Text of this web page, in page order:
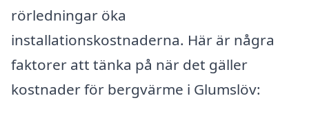
rörledningar öka
installationskostnaderna. Här är några
faktorer att tänka på när det gäller
kostnader för bergvärme i Glumslöv: